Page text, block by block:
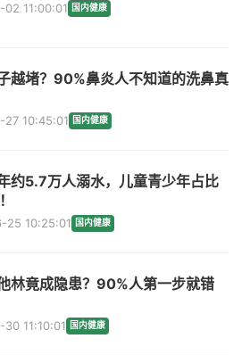
11:00:01 国内健康
越堵？90%鼻炎人不知道的洗鼻真
27 10:45:01 国内健康
约5.7万人溺水，儿童青少年占比
25 10:25:01 国内健康
林竟成隐患？90%人第一步就错
11:10:01 国内健康